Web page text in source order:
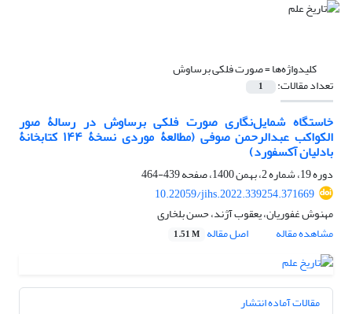
کلیدواژه‌ها =صورت فلکی برساوش
تعداد مقالات: 1
خاستگاه شمایل‌‌نگاری صورت فلکی برساوش در رسالۀ صور
الکواکب عبدالرحمن صوفی (مطالعۀ موردی نسخۀ ۱۴۴ کتابخانۀ
بادلیان آکسفورد)
دوره 19، شماره 2، بهمن 1400، صفحه
439-464
10.22059/jihs.2022.339254.371669
مهنوش غفوریان، یعقوب آژند، حسن بلخاری
مشاهده مقاله
اصل مقاله 1.51 M
مقالات آماده انتشار